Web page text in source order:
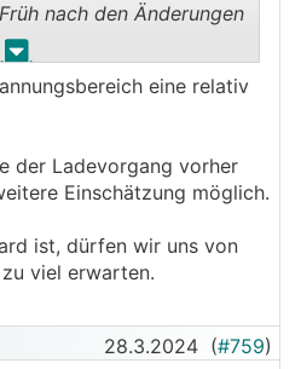
. .
nach den Änderungen
angeschlossen und
Gobel Batterie
inkl. DDP für 2.541,47
denke dass das ein
eine relativ
der Ladevorgang vorher
Einschätzung möglich.
ist, dürfen wir uns von
viel erwarten.
28.3.2024 (#759)